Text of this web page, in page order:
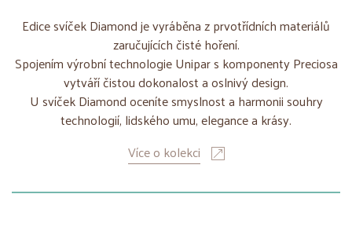
Edice svíček Diamond je vyráběna z prvotřídních materiálů
zaručujících čisté hoření.
Spojením výrobní technologie Unipar s komponenty Preciosa
vytváří čistou dokonalost a oslnivý design.
U svíček Diamond oceníte smyslnost a harmonii souhry
technologií, lidského umu, elegance a krásy.
Více o kolekci